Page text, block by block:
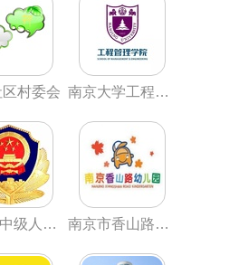
村委会 南京大学工程管理学院
南京市中级人民法院法警支队 南京市香山路幼儿园